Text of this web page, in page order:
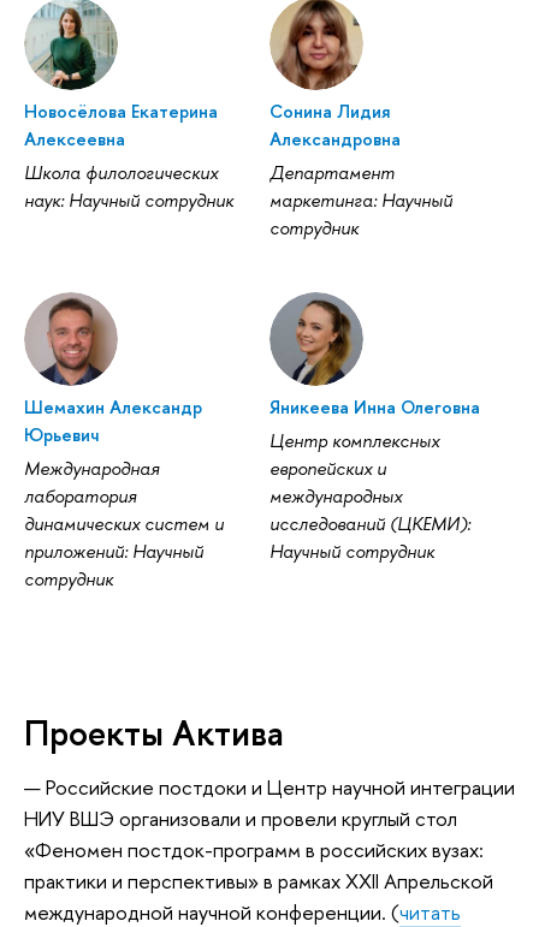
Новосёлова Екатерина
Алексеевна
Школа филологических
наук: Научный сотрудник
Сонина Лидия
Александровна
Департамент
маркетинга: Научный
сотрудник
Шемахин Александр
Юрьевич
Международная
лаборатория
динамических систем и
приложений: Научный
сотрудник
Яникеева Инна Олеговна
Центр комплексных
европейских и
международных
исследований (ЦКЕМИ):
Научный сотрудник
Проекты Актива
Российские постдоки и Центр научной интеграции
НИУ ВШЭ организовали и провели круглый стол
«Феномен постдок-программ в российских вузах:
практики и перспективы» в рамках XXII Апрельской
международной научной конференции. (читать